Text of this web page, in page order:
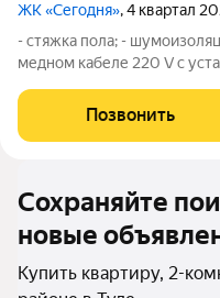
ЖК «Сегодня», 4 квартал
- стяжка пола; -
медном кабеле 220 V с
щита в квартире; -
розетка для
Позвонить
Сохраняйте
новые
Купить квартиру, 2-